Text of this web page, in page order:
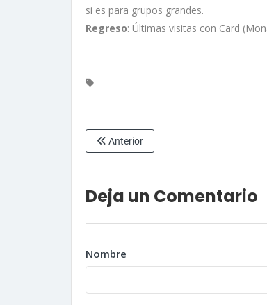
si es para grupos grandes.
Regreso: Últimas visitas con Card
Anterior
Deja un Comentario
Nombre